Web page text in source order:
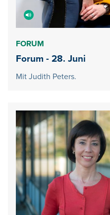
FORUM
Forum - 28. Juni
Mit Judith Peters.